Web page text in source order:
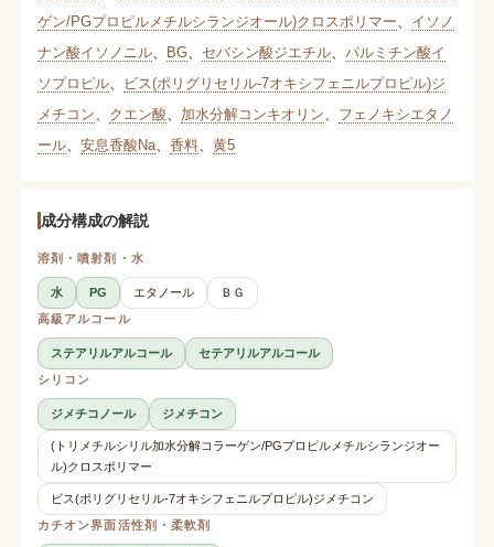
ゲン/PGプロピルメチルシランジオール)クロスポリマー
イソノ
ナン酸イソノニル、 BG、 セバシン酸ジエチル、 パルミチン酸イ
ソプロピル、
ビス(ポリグリセリル-7オキシフェニルプロピル)ジ
メチコン
クエン酸 加水分解コンキオリン
フェノキシエタノ
ール、 安息香酸Na、 香料、 黄5
成分構成の解説
溶剤・噴射剤・水
水 PG エタノール
ＢＧ
高級アルコール
ステアリルアルコール
セテアリルアルコール
シリコン
ジメチコノール ジメチコン
(トリメチルシリル加水分解コラーゲン/PGプロピルメチルシランジオー
ル)クロスポリマー
ビス(ポリグリセリル-7オキシフェニルプロピル)ジメチコン
カチオン界面活性剤・柔軟剤